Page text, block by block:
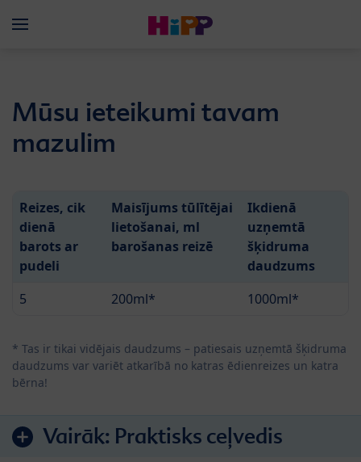
Menü
Mūsu ieteikumi tavam
mazulim
Reizes, cik
dienā
barots ar
pudeli
Maisījums tūlītējai
lietošanai, ml
barošanas reizē
Ikdienā
uzņemtā
šķidruma
daudzums
5
200ml* 1000ml*
* Tas ir tikai vidējais daudzums – patiesais uzņemtā šķidruma
daudzums var variēt atkarībā no katras ēdienreizes un katra
bērna!
Vairāk: Praktisks ceļvedis